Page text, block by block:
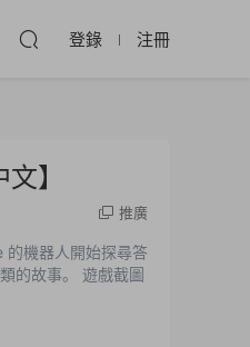
登錄 注冊
】
推廣
的機器人開始探尋答
的故事。 遊戲截圖